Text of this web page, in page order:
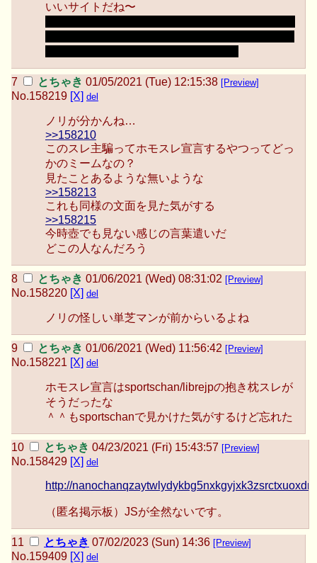
いいサイトだね〜
とちゃき 01/05/2021 (Tue) 12:15:38 [Preview]
No.158219 [X] del
ノリが分かんね…
>>158210
このスレ主騙ってホモスレ宣言するやつってどっ
かのミームなの？
見たことあるような無いような
>>158213
これも同様の文面を見た気がする
>>158215
今時壺でも見ない感じの言葉遣いだ
どこの人なんだろう
とちゃき 01/06/2021 (Wed) 08:31:02 [Preview]
No.158220 [X] del
ノリの怪しい単芝マンが前からいるよね
とちゃき 01/06/2021 (Wed) 11:56:42 [Preview]
No.158221 [X] del
ホモスレ宣言はsportschan/librejpの抱き枕スレが
そうだったな
＾＾もsportschanで見かけた気がするけど忘れた
とちゃき 04/23/2021 (Fri) 15:43:57 [Preview]
No.158429 [X] del
http://
（匿名掲示板）JSが全然ないです。
とちゃき 07/02/2023 (Sun) 14:36 [Preview]
No.159409 [X] del